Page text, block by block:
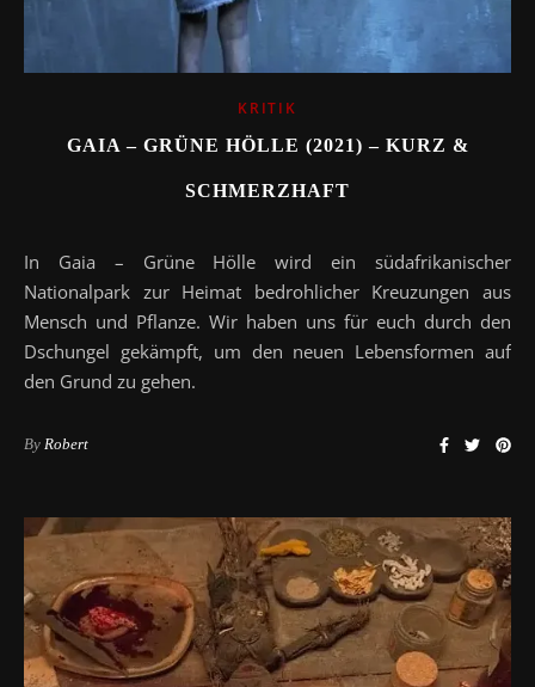
KRITIK
GAIA – GRÜNE HÖLLE (2021) – KURZ &
SCHMERZHAFT
In Gaia – Grüne Hölle wird ein südafrikanischer
Nationalpark zur Heimat bedrohlicher Kreuzungen aus
Mensch und Pflanze. Wir haben uns für euch durch den
Dschungel gekämpft, um den neuen Lebensformen auf
den Grund zu gehen.
By Robert